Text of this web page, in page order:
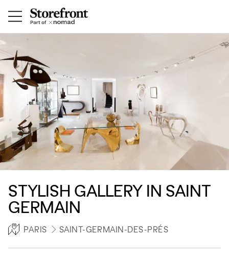
STYLISH GALLERY IN SAINT
GERMAIN
PARIS SAINT-GERMAIN-DES-PRÉS